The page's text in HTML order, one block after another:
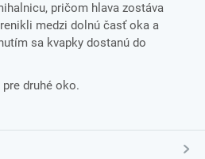
pričom hlava zostáva
medzi dolnú časť oka a
sa kvapky dostanú do
druhé oko.